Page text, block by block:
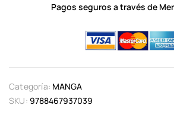
Pagos seguros a través de
Categoría: MANGA
SKU: 9788467937039